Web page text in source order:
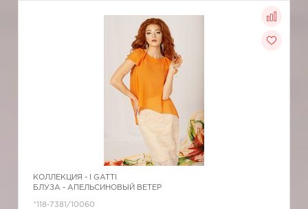
КОЛЛЕКЦИЯ -
I GATTI
БЛУЗА - АПЕЛЬСИНОВЫЙ ВЕТЕР
*118-7381/10060